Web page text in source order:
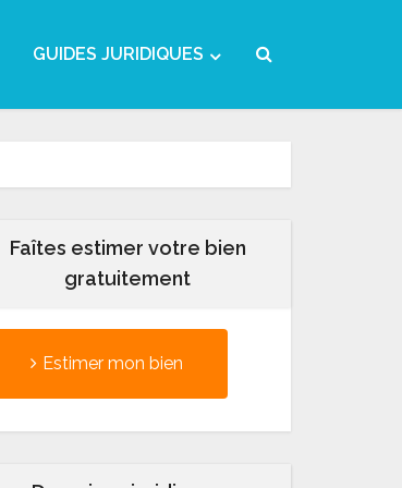
GUIDES JURIDIQUES
Faîtes estimer votre bien
gratuitement
Estimer mon bien